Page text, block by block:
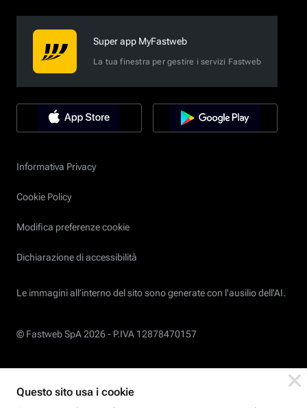
Super app MyFastweb
La tua finestra per gestire i servizi Fastweb
Informativa Privacy
Cookie Policy
Modifica preferenze cookie
Dichiarazione di accessibilità
Le immagini all’interno del sito sono generate con l'ausilio dell'AI.
© Fastweb SpA 2026 - P.IVA 12878470157